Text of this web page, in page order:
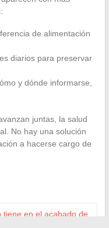
de alimentación
diarios para preservar
y dónde informarse,
juntas, la salud
No hay una solución
a hacerse cargo de
en el acabado de